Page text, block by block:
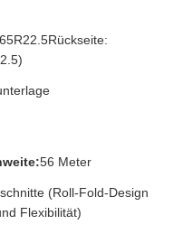
56 Meter
(Roll-Fold-Design
Flexibilität)